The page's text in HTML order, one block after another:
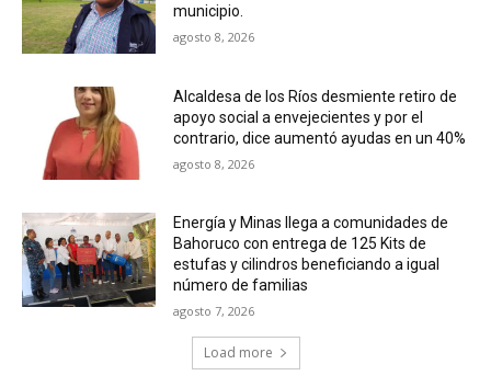
municipio.
agosto 8, 2026
Alcaldesa de los Ríos desmiente retiro de
apoyo social a envejecientes y por el
contrario, dice aumentó ayudas en un 40%
agosto 8, 2026
Energía y Minas llega a comunidades de
Bahoruco con entrega de 125 Kits de
estufas y cilindros beneficiando a igual
número de familias
agosto 7, 2026
Load more